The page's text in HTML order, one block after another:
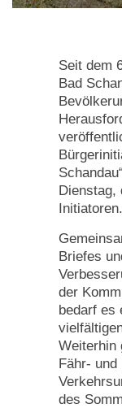
Seit dem
Bad
Dienstag,
Initiatoren.
Briefes
der
bedarf es
Weiterhin
Fähr-
des